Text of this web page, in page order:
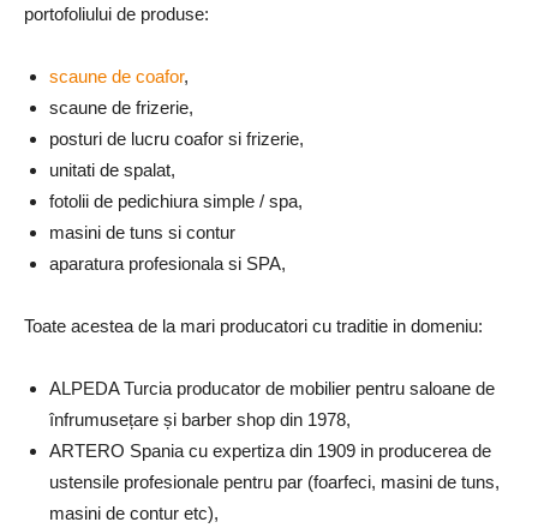
portofoliului de produse:
scaune de coafor,
scaune de frizerie,
posturi de lucru coafor si frizerie,
unitati de spalat,
fotolii de pedichiura simple / spa,
masini de tuns si contur
aparatura profesionala si SPA,
Toate acestea de la mari producatori cu traditie in domeniu:
ALPEDA Turcia producator de mobilier pentru saloane de
înfrumusețare și barber shop din 1978,
ARTERO Spania cu expertiza din 1909 in producerea de
ustensile profesionale pentru par (foarfeci, masini de tuns,
masini de contur etc),